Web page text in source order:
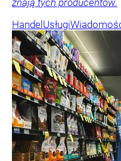
znają tych producentów.
Handel Usługi